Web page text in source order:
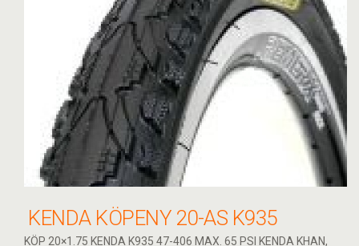
KENDA KÖPENY 20-AS K935
KÖP 20×1.75 KENDA K935 47-406 MAX. 65 PSI KENDA KHAN,